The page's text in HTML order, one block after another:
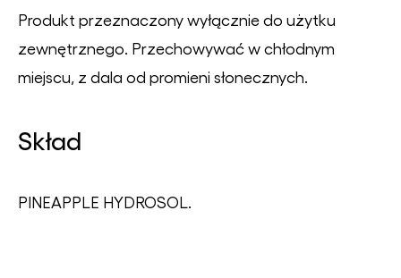
Produkt przeznaczony wyłącznie do użytku
zewnętrznego. Przechowywać w chłodnym
miejscu, z dala od promieni słonecznych.
Skład
PINEAPPLE HYDROSOL.